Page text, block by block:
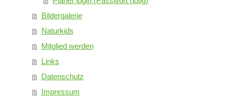
Bildergalerie
Naturkids
Mitglied werden
Links
Datenschutz
Impressum